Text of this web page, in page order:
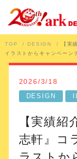
TOP DESIGN
【実
イラストからキャンペーン
2026/3/18
DESIGN
【実績
志軒』コ